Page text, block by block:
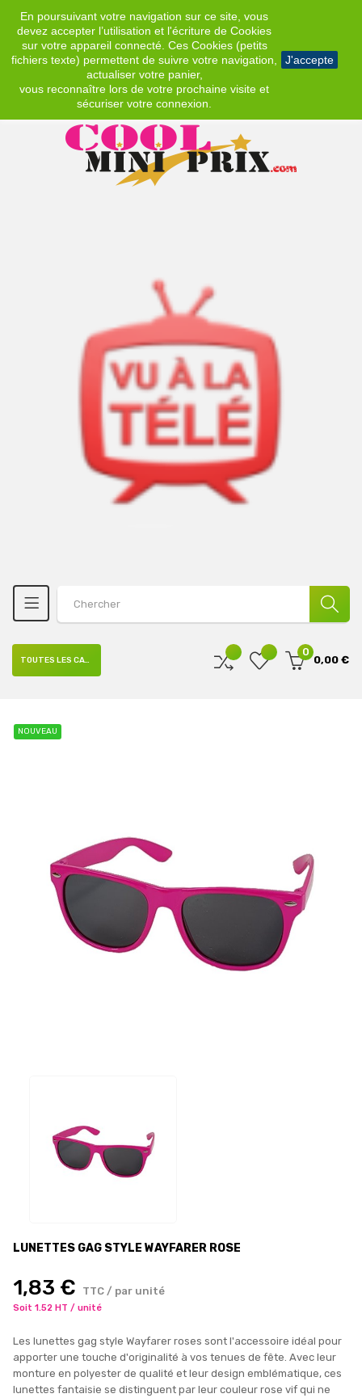
En poursuivant votre navigation sur ce site, vous
devez accepter l’utilisation et l'écriture de Cookies
sur votre appareil connecté. Ces Cookies (petits
fichiers texte) permettent de suivre votre navigation,
actualiser votre panier,
vous reconnaître lors de votre prochaine visite et
sécuriser votre connexion.
J'accepte
EUR
0
0,00 €
TOUTES LES CATÉGORIES
NOUVEAU
LUNETTES GAG STYLE WAYFARER ROSE
1,83 € TTC / par unité
Soit 1.52 HT / unité
Les lunettes gag style Wayfarer roses sont l'accessoire idéal pour
apporter une touche d'originalité à vos tenues de fête. Avec leur
monture en polyester de qualité et leur design emblématique, ces
lunettes fantaisie se distinguent par leur couleur rose vif qui ne